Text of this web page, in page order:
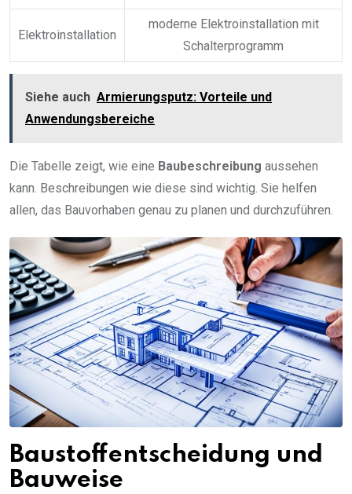
Elektroinstallation
moderne Elektroinstallation mit
Schalterprogramm
Siehe auch Armierungsputz: Vorteile und
Anwendungsbereiche
Die Tabelle zeigt, wie eine Baubeschreibung aussehen
kann. Beschreibungen wie diese sind wichtig. Sie helfen
allen, das Bauvorhaben genau zu planen und durchzuführen.
Baustoffentscheidung und
Bauweise